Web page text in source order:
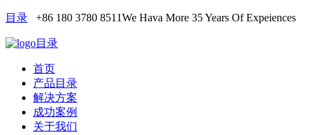
目录 +86 180 3780 8511We Hava More 35 Years Of Expeiences
目录
首页
产品目录
解决方案
成功案例
关于我们